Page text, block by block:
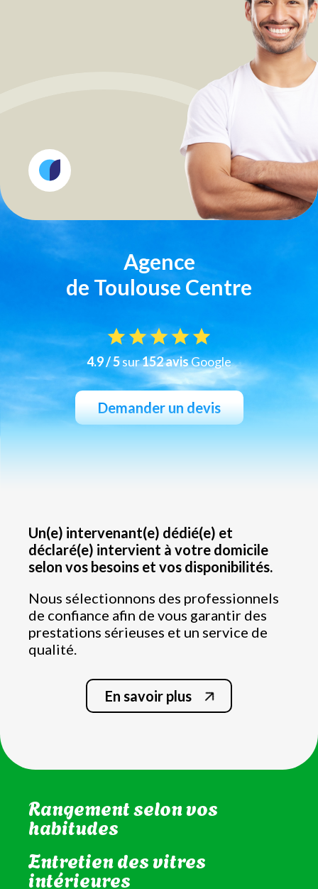
Agence
de Toulouse Centre
4.9 / 5sur152 avisGoogle
Demander un devis
Un(e) intervenant(e) dédié(e) et
déclaré(e) intervient à votre domicile
selon vos besoins et vos disponibilités.
Nous sélectionnons des professionnels
de confiance afin de vous garantir des
prestations sérieuses et un service de
qualité.
En savoir plus
cuisine
Nettoyage de la salle de bain
et WC
Rangement selon vos
habitudes